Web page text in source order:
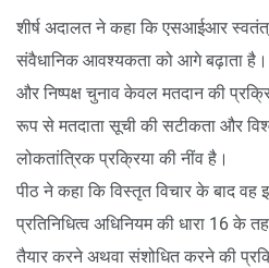
शीर्ष अदालत ने कहा कि एसआईआर
संवैधानिक आवश्यकता को आगे बढ़ाता
और निष्पक्ष चुनाव केवल मतदान की
रूप से मतदाता सूची की सटीकता और
लोकतांत्रिक प्रक्रिया की नींव है।
पीठ ने कहा कि विस्तृत विचार के बाद वह
प्रतिनिधित्व अधिनियम की धारा 16 के
तैयार करने अथवा संशोधित करने की